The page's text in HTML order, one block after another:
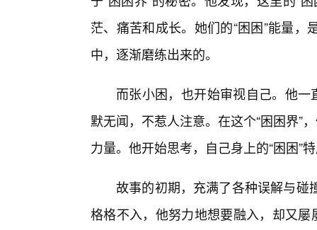
茫、痛苦和成长。她们的“困困”能量
中，逐渐磨练出来的。
而张小困，也开始审视自己。他一
默无闻，不惹人注意。在这个“困困界”
力量。他开始思考，自己身上的“困困”
故事的初期，充满了各种误解与碰
格格不入，他努力地想要融入，却又